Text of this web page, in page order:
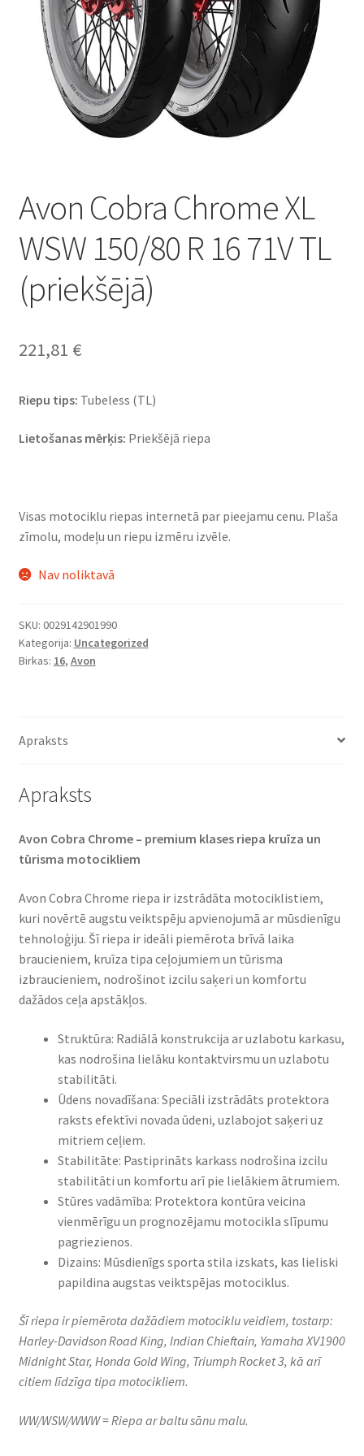
Avon Cobra Chrome XL
WSW 150/80 R 16 71V TL
(priekšējā)
221,81 €
Riepu tips: Tubeless (TL)
Lietošanas mērķis: Priekšējā riepa
Visas motociklu riepas internetā par pieejamu cenu. Plaša
zīmolu, modeļu un riepu izmēru izvēle.
Nav noliktavā
SKU: 0029142901990
Kategorija: Uncategorized
Birkas: 16, Avon
Apraksts
Apraksts
Avon Cobra Chrome – premium klases riepa kruīza un
tūrisma motocikliem​
Avon Cobra Chrome riepa ir izstrādāta motociklistiem,
kuri novērtē augstu veiktspēju apvienojumā ar mūsdienīgu
tehnoloģiju. Šī riepa ir ideāli piemērota brīvā laika
braucieniem, kruīza tipa ceļojumiem un tūrisma
izbraucieniem, nodrošinot izcilu saķeri un komfortu
dažādos ceļa apstākļos.​
Struktūra: Radiālā konstrukcija ar uzlabotu karkasu,
kas nodrošina lielāku kontaktvirsmu un uzlabotu
stabilitāti.​
Ūdens novadīšana: Speciāli izstrādāts protektora
raksts efektīvi novada ūdeni, uzlabojot saķeri uz
mitriem ceļiem.​
Stabilitāte: Pastiprināts karkass nodrošina izcilu
stabilitāti un komfortu arī pie lielākiem ātrumiem.​
Stūres vadāmība: Protektora kontūra veicina
vienmērīgu un prognozējamu motocikla slīpumu
pagriezienos.​
Dizains: Mūsdienīgs sporta stila izskats, kas lieliski
papildina augstas veiktspējas motociklus.​
Šī riepa ir piemērota dažādiem motociklu veidiem, tostarp:
Harley-Davidson Road King, Indian Chieftain, Yamaha XV1900
Midnight Star, Honda Gold Wing, Triumph Rocket 3, kā arī
citiem līdzīga tipa motocikliem.
WW/WSW/WWW = Riepa ar baltu sānu malu.